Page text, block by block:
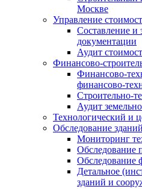
Москве
Управление
Составление и
документации
Аудит
Финансово-
Финансово-
финансово-
Строительно-
Аудит
Технологический и
Обследование
Мониторинг
Обследование
Обследование
Детальное
зданий и